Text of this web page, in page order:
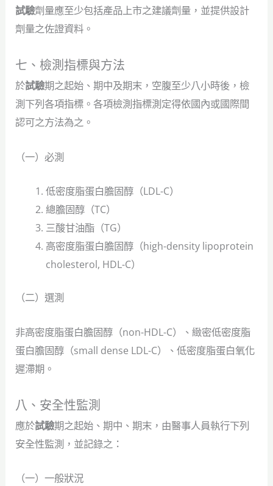
試驗劑量應至少包括產品上市之建議劑量，並提供設計
劑量之佐證資料。
七、檢測指標與方法
於試驗期之起始、期中及期末，空腹至少八小時後，檢
測下列各項指標。各項檢測指標測定得依國內或國際間
認可之方法為之。
（一）必測
低密度脂蛋白膽固醇（LDL-C）
總膽固醇（TC）
三酸甘油酯（TG）
高密度脂蛋白膽固醇（high-density lipoprotein
cholesterol, HDL-C）
（二）選測
非高密度脂蛋白膽固醇（non-HDL-C）、緻密低密度脂
蛋白膽固醇（small dense LDL-C）、低密度脂蛋白氧化
遲滯期。
八、安全性監測
應於試驗期之起始、期中、期末，由醫事人員執行下列
安全性監測，並記錄之：
（一）一般狀況